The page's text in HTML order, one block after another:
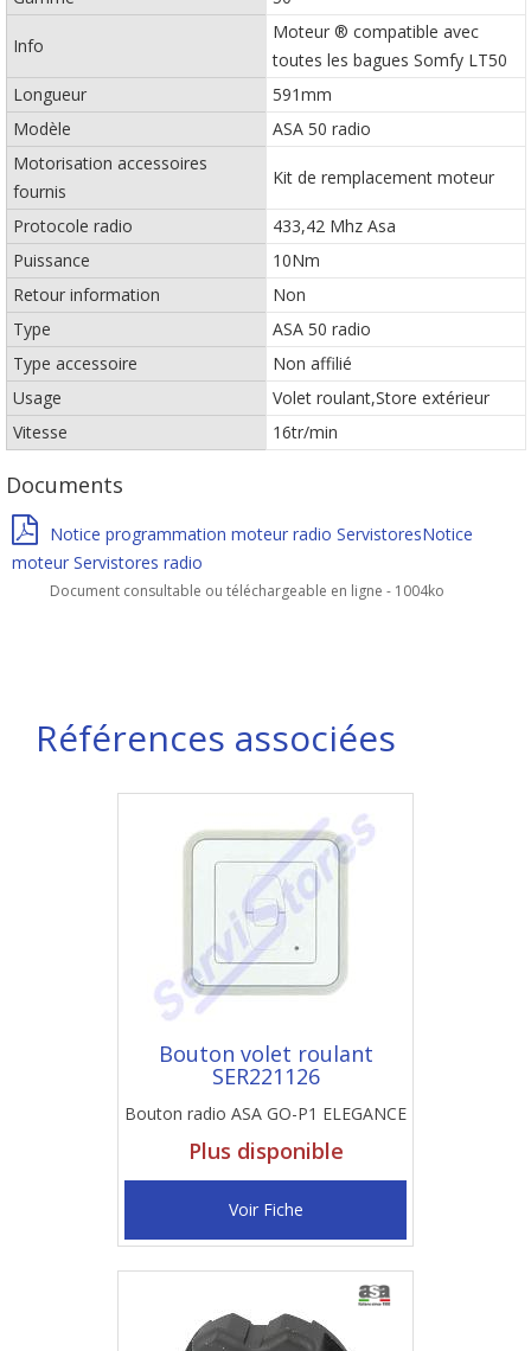
Info
Moteur ® compatible avec
toutes les bagues Somfy LT50
Longueur
591mm
Modèle
ASA 50 radio
Motorisation accessoires
fournis
Kit de remplacement moteur
Protocole radio
433,42 Mhz Asa
Puissance
10Nm
Retour information
Non
Type
ASA 50 radio
Type accessoire
Non affilié
Usage
Volet roulant,Store extérieur
Vitesse
16tr/min
Documents
Notice programmation moteur radio ServistoresNotice
moteur Servistores radio
Document consultable ou téléchargeable en ligne - 1004ko
Références associées
Bouton volet roulant
SER221126
Bouton radio ASA GO-P1 ELEGANCE
Plus disponible
Voir Fiche